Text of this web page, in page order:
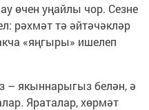
өчен уңайлы чор. Сезне
рәхмәт тә әйтәчәкләр
«яңгыры» ишелеп
– якыннарыгыз белән, ә
Яраталар, хөрмәт